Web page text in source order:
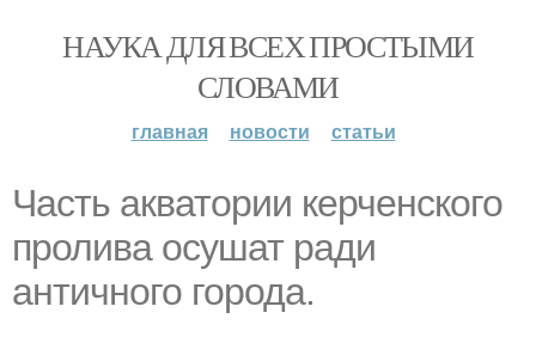
НАУКА ДЛЯ ВСЕХ ПРОСТЫМИ
СЛОВАМИ
главная новости статьи
Часть акватории керченского
пролива осушат ради
античного города.